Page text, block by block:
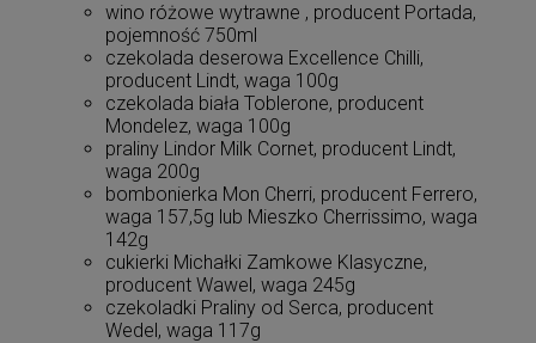
wino różowe wytrawne , producent Portada,
pojemność 750ml
czekolada deserowa Excellence Chilli,
producent Lindt, waga 100g
czekolada biała Toblerone, producent
Mondelez, waga 100g
praliny Lindor Milk Cornet, producent Lindt,
waga 200g
bombonierka Mon Cherri, producent Ferrero,
waga 157,5g lub Mieszko Cherrissimo, waga
142g
cukierki Michałki Zamkowe Klasyczne,
producent Wawel, waga 245g
czekoladki Praliny od Serca, producent
Wedel, waga 117g